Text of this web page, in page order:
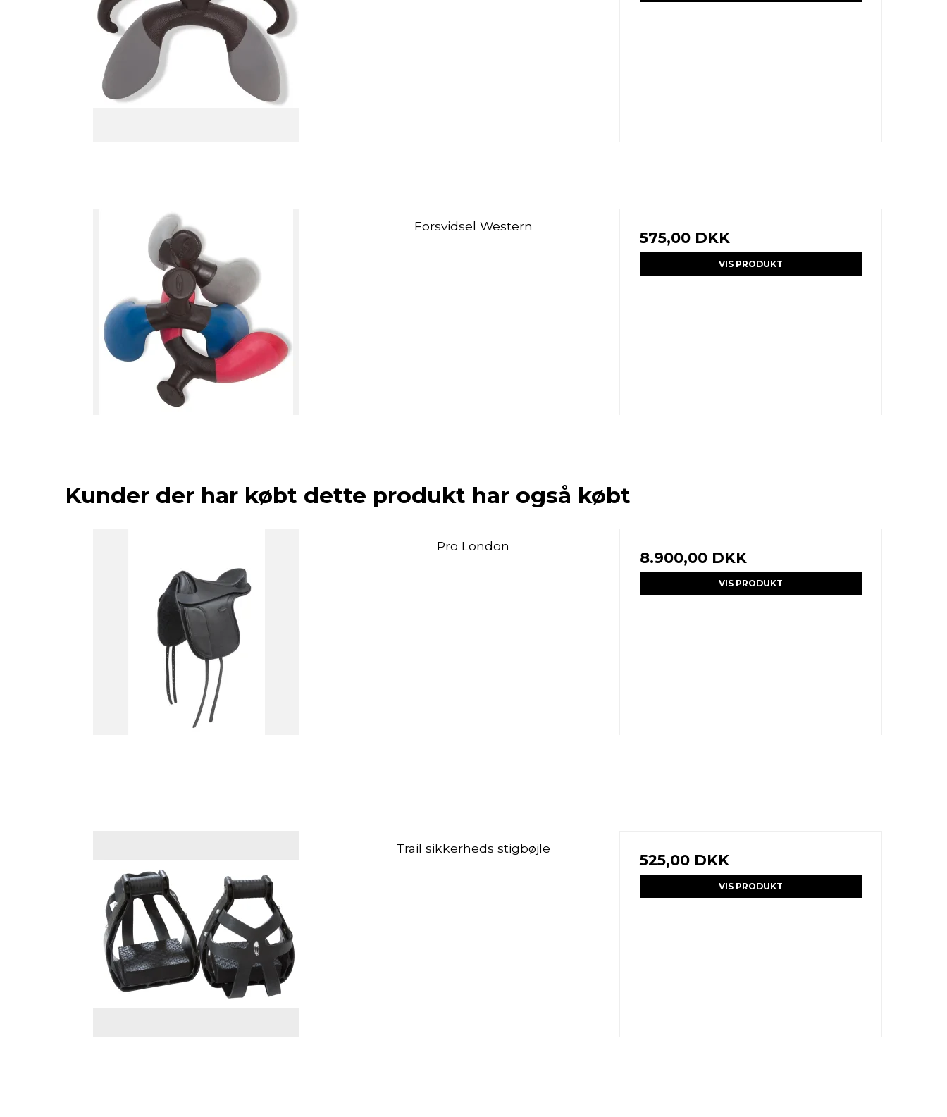
Forsvidsel Western
575,00 DKK
VIS PRODUKT
Kunder der har købt dette produkt har også købt
Pro London
8.900,00 DKK
VIS PRODUKT
Trail sikkerheds stigbøjle
525,00 DKK
VIS PRODUKT